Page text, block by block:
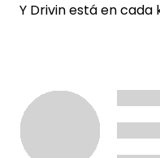
Y Drivin está en